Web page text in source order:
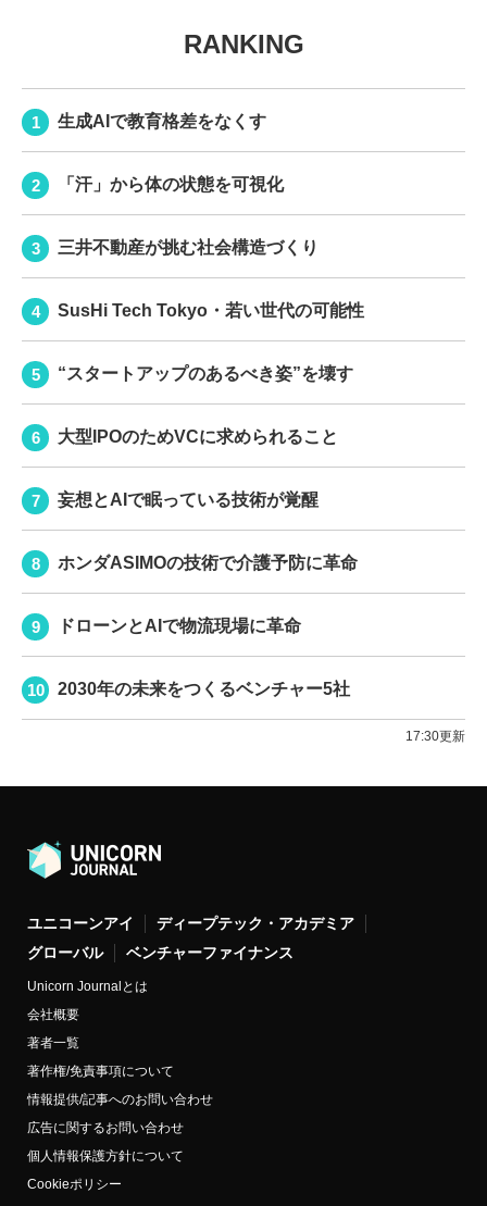
RANKING
生成AIで教育格差をなくす
「汗」から体の状態を可視化
三井不動産が挑む社会構造づくり
SusHi Tech Tokyo・若い世代の可能性
“スタートアップのあるべき姿”を壊す
大型IPOのためVCに求められること
妄想とAIで眠っている技術が覚醒
ホンダASIMOの技術で介護予防に革命
ドローンとAIで物流現場に革命
2030年の未来をつくるベンチャー5社
17:30更新
ユニコーンアイ
ディープテック・アカデミア
グローバル
ベンチャーファイナンス
Unicorn Journalとは
会社概要
著者一覧
著作権/免責事項について
情報提供/記事へのお問い合わせ
広告に関するお問い合わせ
個人情報保護方針について
Cookieポリシー